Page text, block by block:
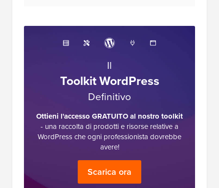
Il
Toolkit WordPress
Definitivo
Ottieni l'accesso GRATUITO al nostro toolkit
- una raccolta di prodotti e risorse relative a
WordPress che ogni professionista dovrebbe
avere!
Scarica ora